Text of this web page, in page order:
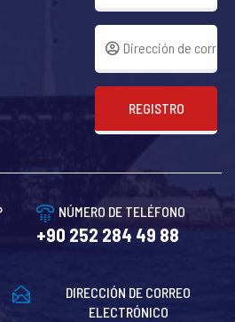
REGISTRO
NÚMERO DE TELÉFONO
+90 252 284 49 88
DIRECCIÓN DE CORREO
ELECTRÓNICO